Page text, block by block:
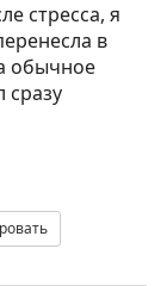
стресса, я
в
обычное
сразу